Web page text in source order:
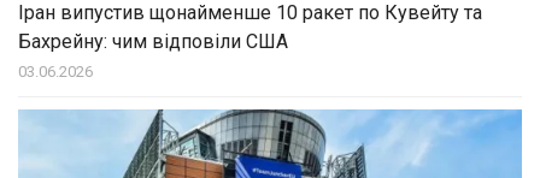
Іран випустив щонайменше 10 ракет по Кувейту та
Бахрейну: чим відповіли США
03.06.2026